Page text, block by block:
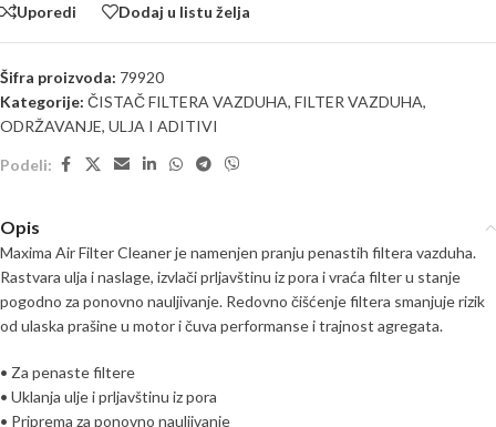
Uporedi Dodaj u listu želja
Šifra proizvoda: 79920
Kategorije: ČISTAČ FILTERA VAZDUHA, FILTER VAZDUHA,
ODRŽAVANJE, ULJA I ADITIVI
Podeli:
Opis
Maxima Air Filter Cleaner je namenjen pranju penastih filtera vazduha.
Rastvara ulja i naslage, izvlači prljavštinu iz pora i vraća filter u stanje
pogodno za ponovno nauljivanje. Redovno čišćenje filtera smanjuje rizik
od ulaska prašine u motor i čuva performanse i trajnost agregata.
• Za penaste filtere
• Uklanja ulje i prljavštinu iz pora
• Priprema za ponovno nauljivanje